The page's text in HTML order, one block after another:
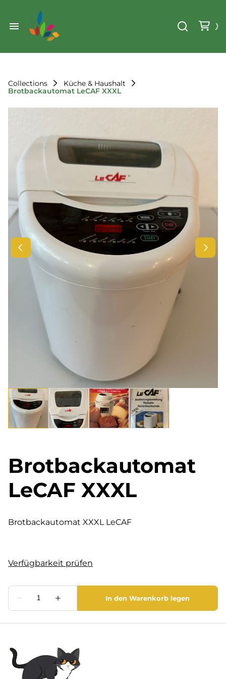
Start
Sortiment
Weihnachten
Werkzeug & Renovierung
Der Verein
Leihregeln
Der Verein
Standorte
Unsere Ziele
Kontakt
FAQ
Collections
Küche & Haushalt
Brotbackautomat LeCAF XXXL
Brotbackautomat
LeCAF XXXL
Brotbackautomat XXXL LeCAF